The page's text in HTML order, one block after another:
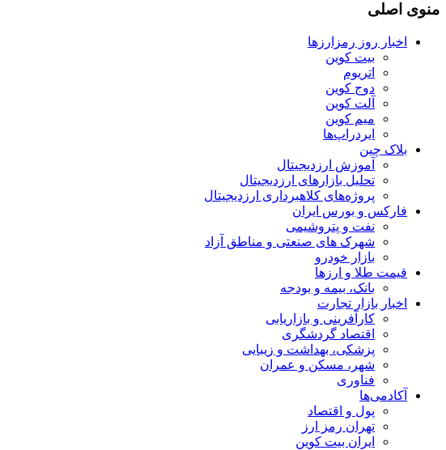
منوی اصلی
اخبار روز رمزارزها
بیت کوین
اتریوم
دوج کوین
آلت کوین
میم کوین‌
ایردراپ‌ها
بلاک چین
آموزش ارزدیجیتال
تحلیل بازارهای ارزدیجیتال
پروژه‌های کلاهبرداری ارزدیجیتال
فارکس و بورس ایران
نفت و پتروشیمی
شهرک های صنعتی و مناطق آزاد
بازار خودرو
قیمت طلا و ارزها
بانک، بیمه و بودجه
اخبار بازار تجارت
کارآفرینی و بازاریابی
اقتصاد گردشگری
پزشکی، بهداشت و زیبایی
شهر، مسکن و عمران
فناوری
آکادمی‌ها
پول و اقتصاد
تهران رمز ارز
ایران بیت کوین